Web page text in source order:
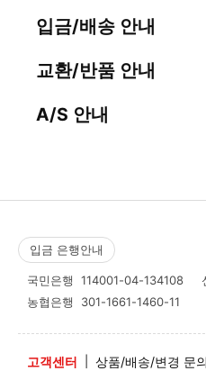
입금/배송 안내
교환/반품 안내
A/S 안내
입금 은행안내
국민은행 114001-04-134108
농협은행 301-1661-1460-11
고객센터 상품/배송/변경 문의